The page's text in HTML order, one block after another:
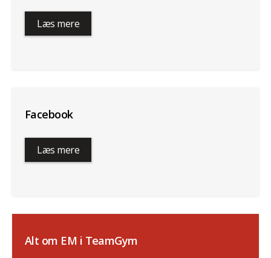
Læs mere
Facebook
Læs mere
Alt om EM i TeamGym